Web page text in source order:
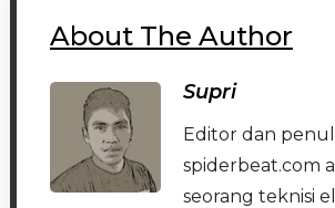
About The Author
Supri
Editor dan
spiderbeat.com
seorang teknisi